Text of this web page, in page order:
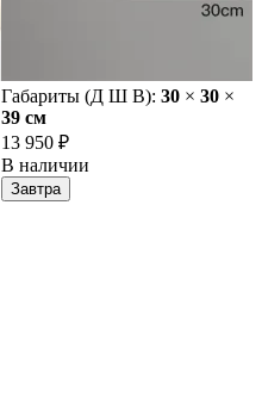
Габариты (Д Ш В): 30 × 30 ×
39 cм
13 950 ₽
В наличии
Завтра